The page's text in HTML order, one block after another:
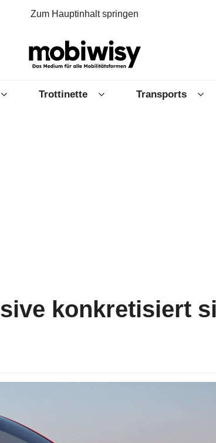
Zum Hauptinhalt springen
Trottinette Transports
konkretisiert